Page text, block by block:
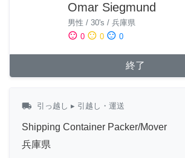
Omar Siegmund
男性 / 30's / 兵庫県
sentiment_satisfied 0 sentiment_neutral 0 sentiment_dissatisfied 0
終了
local_shipping 引っ越し ▸ 引越し・運送
Shipping Container Packer/Mover
兵庫県